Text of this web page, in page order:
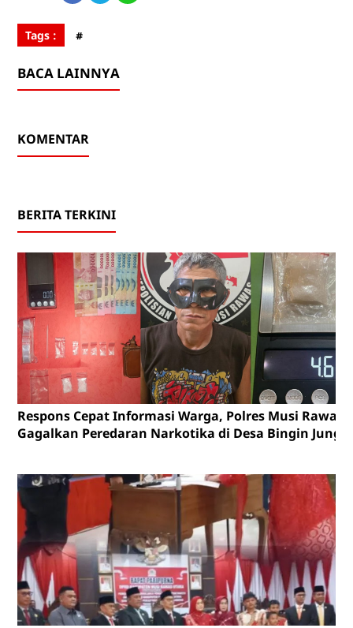
Tags : #
BACA LAINNYA
KOMENTAR
BERITA TERKINI
Respons Cepat Informasi Warga, Polres Musi Rawas
Gagalkan Peredaran Narkotika di Desa Bingin